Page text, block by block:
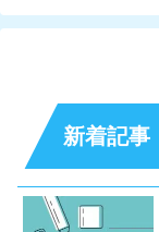
新着記事